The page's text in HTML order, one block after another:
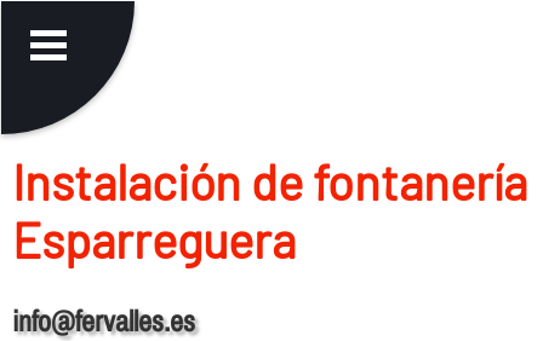
Instalación de fontanerí­a
Esparreguera
info@fervalles.es